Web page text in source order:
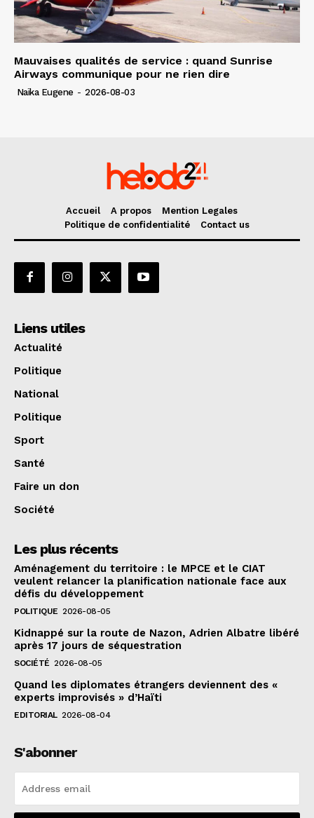
Mauvaises qualités de service : quand Sunrise
Airways communique pour ne rien dire
Naïka Eugene - 2026-08-03
Accueil A propos
Mention Legales
Politique de confidentialité
Contact us
Liens utiles
Actualité
Politique
National
Politique
Sport
Santé
Faire un don
Société
Les plus récents
Aménagement du territoire : le MPCE et le CIAT
veulent relancer la planification nationale face aux
défis du développement
POLITIQUE 2026-08-05
Kidnappé sur la route de Nazon, Adrien Albatre libéré
après 17 jours de séquestration
SOCIÉTÉ 2026-08-05
Quand les diplomates étrangers deviennent des «
experts improvisés » d’Haïti
EDITORIAL 2026-08-04
S'abonner